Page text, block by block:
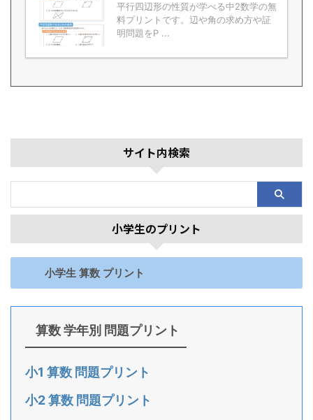
平行四辺形の性質が学べる中2数学の無
料プリントです。辺や角の求め方や証
明問題をP ...
サイト内検索
小学生のプリント
小学生 算数 プリント
算数 学年別 問題プリント
小1 算数 問題プリント
小2 算数 問題プリント